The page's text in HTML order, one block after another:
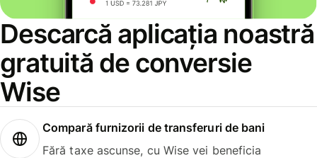
Descarcă aplicația noastră
gratuită de conversie
Wise
Compară furnizorii de transferuri de bani
Fără taxe ascunse, cu Wise vei beneficia